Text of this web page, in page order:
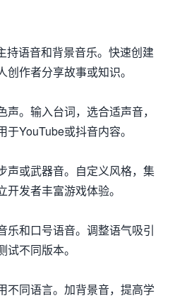
持语音和背景音乐。快速创建
作者分享故事或知识。
。输入台词，选合适声音，
YouTube或抖音内容。
声或武器音。自定义风格，集
发者丰富游戏体验。
乐和口号语音。调整语气吸引
不同版本。
不同语言。加背景音，提高学